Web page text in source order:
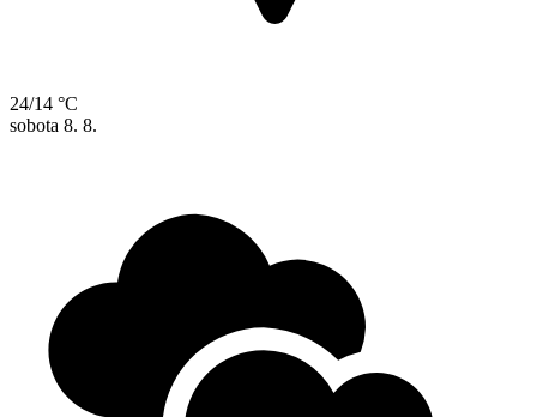
24/14 °C
sobota 8. 8.